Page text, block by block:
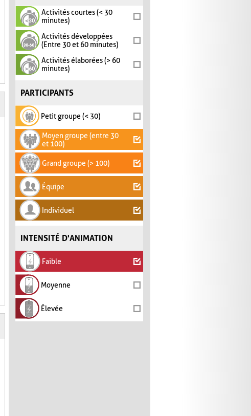
Activités courtes (< 30
minutes)
Activités développées
(Entre 30 et 60 minutes)
Activités élaborées (> 60
minutes)
PARTICIPANTS
Petit groupe (< 30)
Moyen groupe (entre 30
et 100)
Grand groupe (> 100)
Équipe
Individuel
INTENSITÉ D'ANIMATION
Faible
Moyenne
Élevée